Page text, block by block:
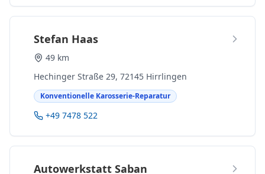
Stefan Haas
49 km
Hechinger Straße 29, 72145 Hirrlingen
Konventionelle Karosserie-Reparatur
+49 7478 522
Autowerkstatt Saban